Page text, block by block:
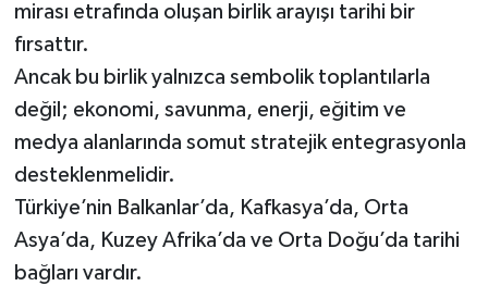
mirası etrafında oluşan birlik arayışı tarihi bir
fırsattır.
Ancak bu birlik yalnızca sembolik toplantılarla
değil; ekonomi, savunma, enerji, eğitim ve
medya alanlarında somut stratejik entegrasyonla
desteklenmelidir.
Türkiye’nin Balkanlar’da, Kafkasya’da, Orta
Asya’da, Kuzey Afrika’da ve Orta Doğu’da tarihi
bağları vardır.